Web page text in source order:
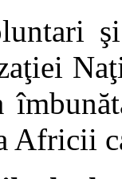
Africii